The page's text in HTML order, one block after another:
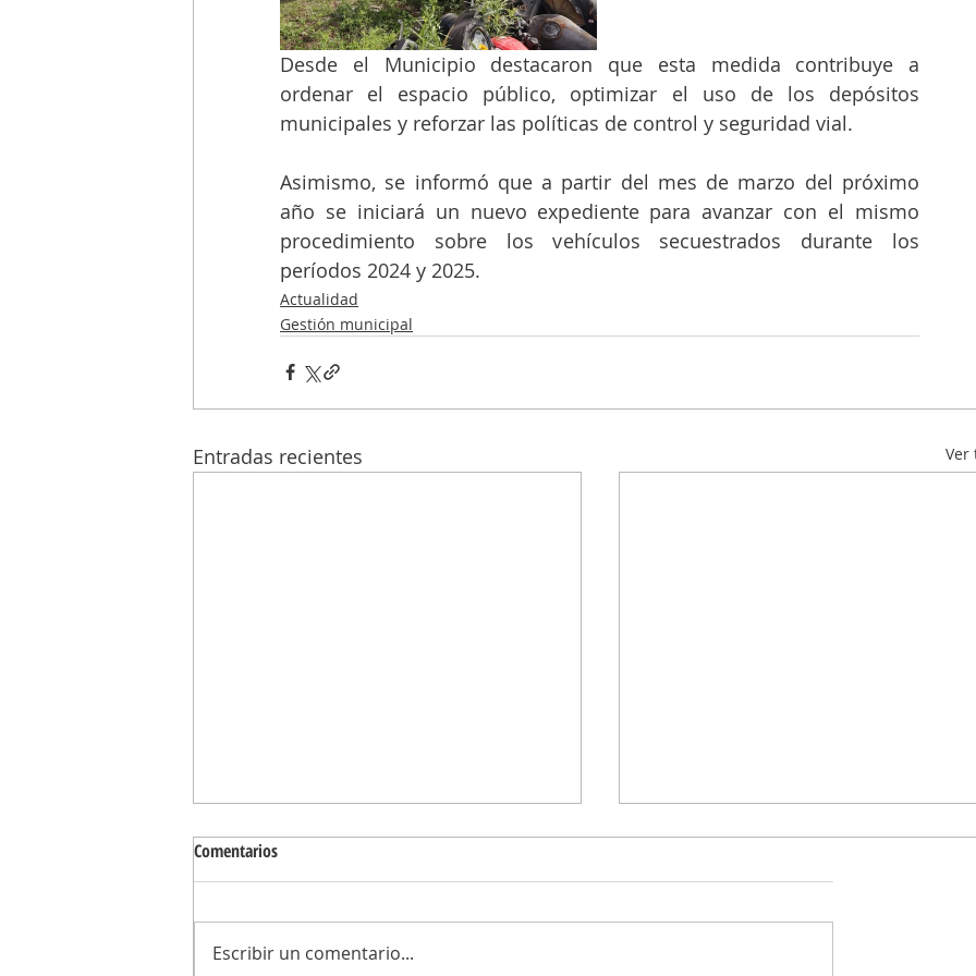
Desde el Municipio destacaron que esta medida contribuye a
ordenar el espacio público, optimizar el uso de los depósitos
municipales y reforzar las políticas de control y seguridad vial.
Asimismo, se informó que a partir del mes de marzo del próximo
año se iniciará un nuevo expediente para avanzar con el mismo
procedimiento sobre los vehículos secuestrados durante los
períodos 2024 y 2025.
Actualidad
Gestión municipal
Entradas recientes Ver
Comentarios
Escribir un comentario...